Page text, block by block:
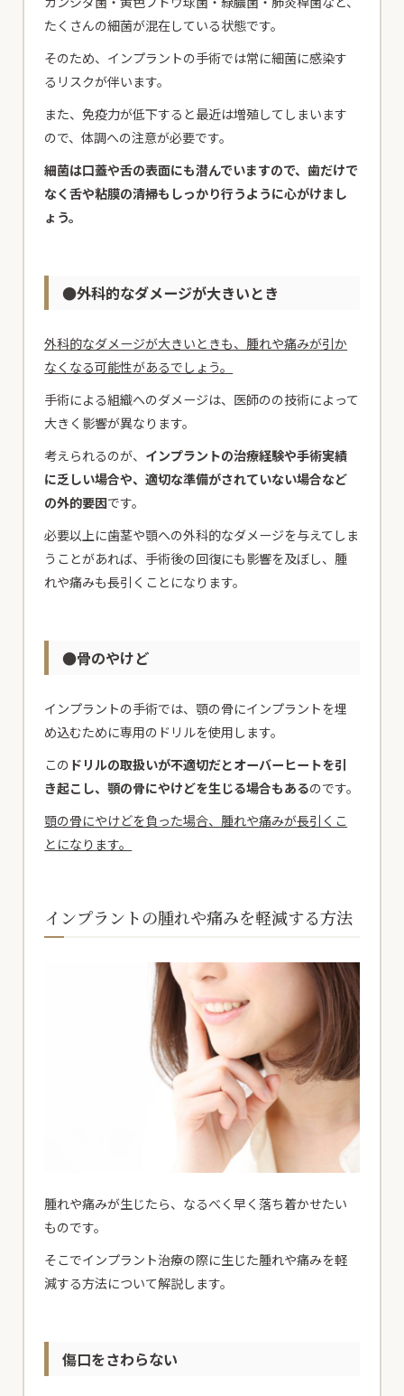
たくさんの細菌が混在している状態です。
そのため、インプラントの手術では常に細菌に感染す
るリスクが伴います。
また、免疫力が低下すると最近は増殖してしまいます
ので、体調への注意が必要です。
細菌は口蓋や舌の表面にも潜んでいますので、歯だけで
なく舌や粘膜の清掃もしっかり行うように心がけまし
ょう。
●外科的なダメージが大きいとき
外科的なダメージが大きいときも、腫れや痛みが引か
なくなる可能性があるでしょう。
手術による組織へのダメージは、医師のの技術によって
大きく影響が異なります。
考えられるのが、 インプラントの治療経験や手術実績
に乏しい場合や、適切な準備がされていない場合など
の外的要因です。
必要以上に歯茎や顎への外科的なダメージを与えてしま
うことがあれば、手術後の回復にも影響を及ぼし、腫
れや痛みも長引くことになります。
●骨のやけど
インプラントの手術では、顎の骨にインプラントを埋
め込むために専用のドリルを使用します。
この ドリルの取扱いが不適切だとオーバーヒートを引
き起こし、顎の骨にやけどを生じる場合もあるのです。
顎の骨にやけどを負った場合、腫れや痛みが長引くこ
とになります。
インプラントの腫れや痛みを軽減する方法
腫れや痛みが生じたら、なるべく早く落ち着かせたい
ものです。
そこでインプラント治療の際に生じた腫れや痛みを軽
減する方法について解説します。
傷口をさわらない